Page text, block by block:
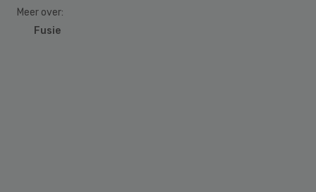
Meer over:
Fusie